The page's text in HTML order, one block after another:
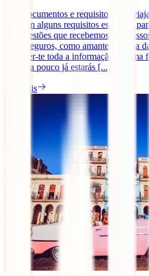
Que documentos e requisitos para
Existem alguns requisitos especiais
das questões que recebemos dos
IATI Seguros, como amantes da ilha
fornecer-te toda a informação de uma
Daqui a pouco já estarás [...]
Ler mais